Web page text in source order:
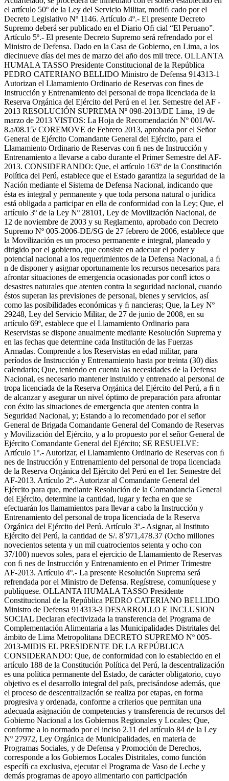
el artículo 50º de la Ley del Servicio Militar, modiﬁ cado por el
Decreto Legislativo Nº 1146. Artículo 4º.- El presente Decreto
Supremo deberá ser publicado en el Diario Oﬁ cial “El Peruano”.
Artículo 5º.- El presente Decreto Supremo será refrendado por el
Ministro de Defensa. Dado en la Casa de Gobierno, en Lima, a los
diecinueve días del mes de marzo del año dos mil trece. OLLANTA
HUMALA TASSO Presidente Constitucional de la República
PEDRO CATERIANO BELLIDO Ministro de Defensa 914313-1
Autorizan el Llamamiento Ordinario de Reservas con fines de
Instrucción y Entrenamiento del personal de tropa licenciada de la
Reserva Orgánica del Ejército del Perú en el 1er. Semestre del AF -
2013 RESOLUCIÓN SUPREMA Nº 098-2013/DE Lima, 19 de
marzo de 2013 VISTOS: La Hoja de Recomendación Nº 001/W-
8.a/08.15/ COREMOVE de Febrero 2013, aprobada por el Señor
General de Ejército Comandante General del Ejército, para el
Llamamiento Ordinario de Reservas con ﬁ nes de Instrucción y
Entrenamiento a llevarse a cabo durante el Primer Semestre del AF-
2013. CONSIDERANDO: Que, el artículo 163º de la Constitución
Política del Perú, establece que el Estado garantiza la seguridad de la
Nación mediante el Sistema de Defensa Nacional, indicando que
ésta es integral y permanente y que toda persona natural o jurídica
está obligada a participar en ella de conformidad con la Ley; Que, el
artículo 3º de la Ley Nº 28101, Ley de Movilización Nacional, de
12 de noviembre de 2003 y su Reglamento, aprobado con Decreto
Supremo Nº 005-2006-DE/SG de 27 febrero de 2006, establece que
la Movilización es un proceso permanente e integral, planeado y
dirigido por el gobierno, que consiste en adecuar el poder y
potencial nacional a los requerimientos de la Defensa Nacional, a ﬁ
n de disponer y asignar oportunamente los recursos necesarios para
afrontar situaciones de emergencia ocasionadas por conﬂ ictos o
desastres naturales que atenten contra la seguridad nacional, cuando
éstos superan las previsiones de personal, bienes y servicios, así
como las posibilidades económicas y ﬁ nancieras; Que, la Ley Nº
29248, Ley del Servicio Militar, de 27 de junio de 2008, en su
artículo 69º, establece que el Llamamiento Ordinario para
Reservistas se dispone anualmente mediante Resolución Suprema y
en las fechas que determine cada Institución de las Fuerzas
Armadas. Comprende a los Reservistas en edad militar, para
períodos de Instrucción y Entrenamiento hasta por treinta (30) días
calendario; Que, teniendo en cuenta las necesidades de la Defensa
Nacional, es necesario mantener instruido y entrenado al personal de
tropa licenciada de la Reserva Orgánica del Ejército del Perú, a ﬁ n
de alcanzar y asegurar un nivel óptimo de preparación para afrontar
con éxito las situaciones de emergencia que atenten contra la
Seguridad Nacional, y; Estando a lo recomendado por el señor
General de Brigada Comandante General del Comando de Reservas
y Movilización del Ejército, y a lo propuesto por el señor General de
Ejército Comandante General del Ejército; SE RESUELVE:
Artículo 1º.- Autorizar, el Llamamiento Ordinario de Reservas con ﬁ
nes de Instrucción y Entrenamiento del personal de tropa licenciada
de la Reserva Orgánica del Ejército del Perú en el 1er. Semestre del
AF-2013. Artículo 2º.- Autorizar al Comandante General del
Ejército para que, mediante Resolución de la Comandancia General
del Ejército, determine la cantidad, lugar y fecha en que se
efectuarán los llamamientos para llevar a cabo la Instrucción y
Entrenamiento del personal de tropa licenciada de la Reserva
Orgánica del Ejército del Perú. Artículo 3º.- Asignar, al Instituto
Ejército del Perú, la cantidad de S/. 8`971,478.37 (Ocho millones
novecientos setenta y un mil cuatrocientos setenta y ocho con
37/100) nuevos soles, para el ejercicio de Llamamiento de Reservas
con ﬁ nes de Instrucción y Entrenamiento en el Primer Trimestre
AF-2013. Artículo 4º.- La presente Resolución Suprema será
refrendada por el Ministro de Defensa. Regístrese, comuníquese y
publíquese. OLLANTA HUMALA TASSO Presidente
Constitucional de la República PEDRO CATERIANO BELLIDO
Ministro de Defensa 914313-3 DESARROLLO E INCLUSION
SOCIAL Declaran efectivizada la transferencia del Programa de
Complementación Alimentaria a las Municipalidades Distritales del
ámbito de Lima Metropolitana DECRETO SUPREMO Nº 005-
2013-MIDIS EL PRESIDENTE DE LA REPÚBLICA
CONSIDERANDO: Que, de conformidad con lo establecido en el
artículo 188 de la Constitución Política del Perú, la descentralización
es una política permanente del Estado, de carácter obligatorio, cuyo
objetivo es el desarrollo integral del país, precisándose además, que
el proceso de descentralización se realiza por etapas, en forma
progresiva y ordenada, conforme a criterios que permitan una
adecuada asignación de competencias y transferencia de recursos del
Gobierno Nacional a los Gobiernos Regionales y Locales; Que,
conforme a lo normado por el inciso 2.11 del artículo 84 de la Ley
Nº 27972, Ley Orgánica de Municipalidades, en materia de
Programas Sociales, y de Defensa y Promoción de Derechos,
corresponde a los Gobiernos Locales Distritales, como función
especíﬁ ca exclusiva, ejecutar el Programa de Vaso de Leche y
demás programas de apoyo alimentario con participación